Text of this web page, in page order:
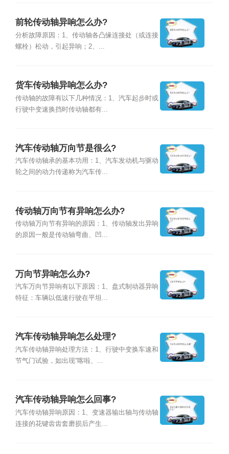
前轮传动轴异响怎么办?
分析故障原因：1、传动轴各凸缘连接处（或连接
螺栓）松动，引起异响；2、...
货车传动轴异响怎么办?
传动轴的故障有以下几种情况：1、汽车起步时或
行驶中变速换挡时传动轴都有...
汽车传动轴万向节是很么?
汽车传动轴承的基本功用：1、汽车发动机与驱动
轮之间的动力传递称为汽车传...
传动轴万向节有异响怎么办?
传动轴万向节有异响的原因：1、传动轴发出异响
的原因一般是传动轴弯曲、凹...
万向节异响怎么办?
汽车万向节异响有以下原因：1、盘式制动器异响
特征：车辆以低速行驶在平坦...
汽车传动轴异响怎么处理?
汽车传动轴异响处理方法：1、行驶中变换车速和
节气门试验，如出现“喀啦、...
汽车传动轴异响怎么回事?
汽车传动轴异响原因：1、变速器输出轴与传动轴
连接的花键齿齿套磨损后产生...